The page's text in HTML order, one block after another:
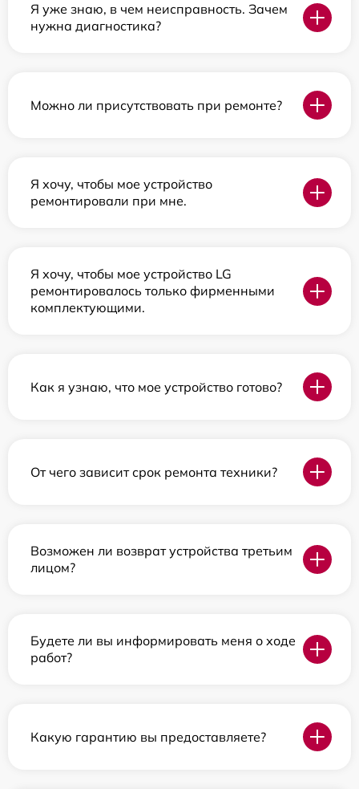
Я уже знаю, в чем неисправность. Зачем
нужна диагностика?
Можно ли присутствовать при ремонте?
Я хочу, чтобы мое устройство
ремонтировали при мне.
Я хочу, чтобы мое устройство LG
ремонтировалось только фирменными
комплектующими.
Как я узнаю, что мое устройство готово?
От чего зависит срок ремонта техники?
Возможен ли возврат устройства третьим
лицом?
Будете ли вы информировать меня о ходе
работ?
Какую гарантию вы предоставляете?